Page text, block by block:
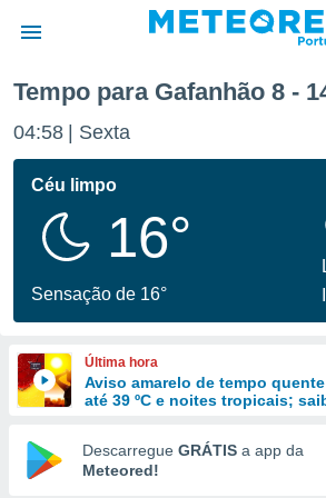
da
foi
fornecidas
a este
das
e
forma
digital
Tempo para Gafanhão 8 -
04:58 Sexta
Céu limpo
16°
Sensação de 16°
Última hora
Aviso amarelo de tempo
até 39 ºC e noites tropicais;
Descarregue GRÁTIS a app da
Meteored!